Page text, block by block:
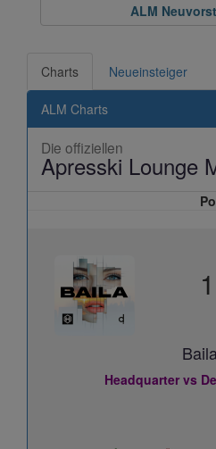
ALM
Charts Neueinsteiger
ALM Charts
Die offiziellen
Apresski Lounge
1
Headquarter vs